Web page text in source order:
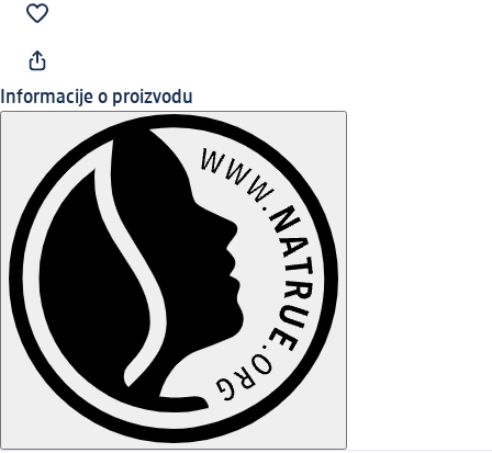
Informacije o proizvodu